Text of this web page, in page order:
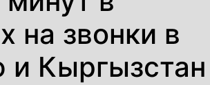
на звонки в
и Кыргызстан